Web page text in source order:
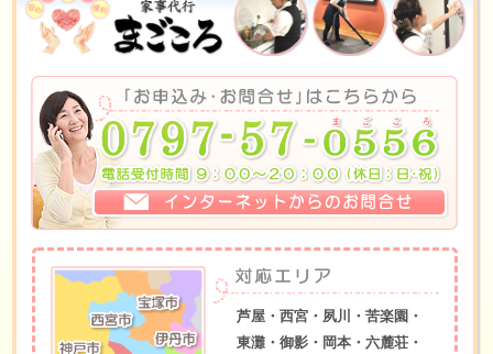
芦屋・西宮・夙川・苦楽園・
東灘・御影・岡本・六麓荘・